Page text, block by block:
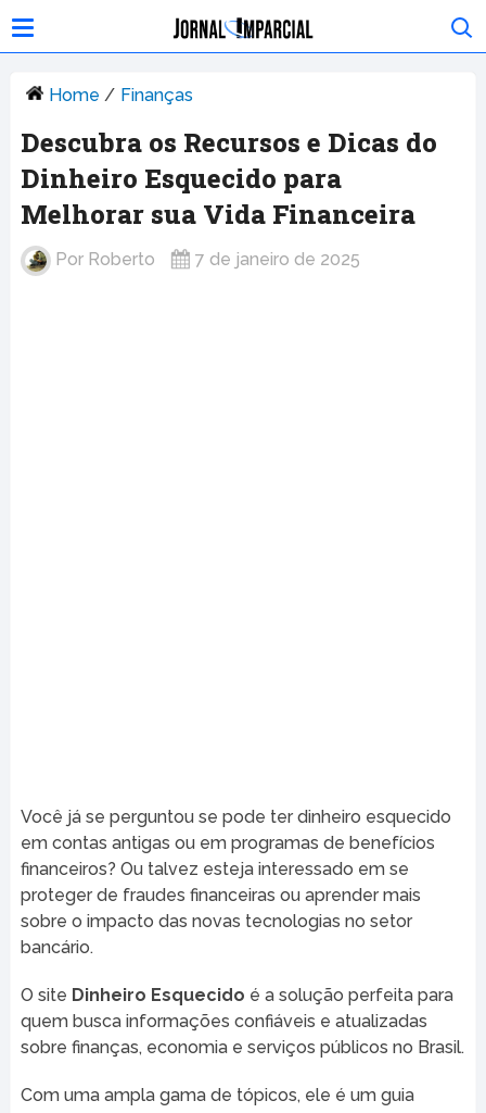
Home / Finanças
Descubra os Recursos e Dicas do
Dinheiro Esquecido para
Melhorar sua Vida Financeira
Por Roberto 7 de janeiro de 2025
Você já se perguntou se pode ter dinheiro esquecido
em contas antigas ou em programas de benefícios
financeiros? Ou talvez esteja interessado em se
proteger de fraudes financeiras ou aprender mais
sobre o impacto das novas tecnologias no setor
bancário.
O site Dinheiro Esquecido é a solução perfeita para
quem busca informações confiáveis e atualizadas
sobre finanças, economia e serviços públicos no Brasil.
Com uma ampla gama de tópicos, ele é um guia